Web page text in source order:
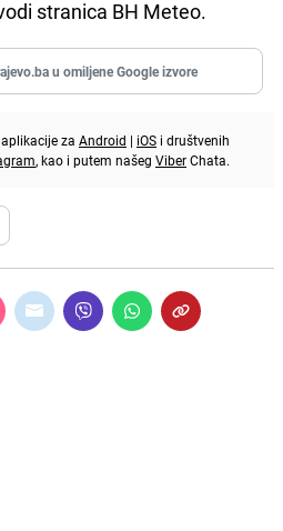
stranica BH Meteo.
u omiljene Google izvore
za Android | iOS i društvenih
, kao i putem našeg ViberChata.